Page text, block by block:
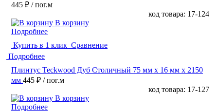
445 ₽ / пог.м
код товара: 17-124
В корзину
Подробнее
Купить в 1 клик Сравнение
Подробнее
Плинтус Teckwood Дуб Столичный 75 мм х 16 мм х 2150
мм 445 ₽ / пог.м
код товара: 17-127
В корзину
Подробнее